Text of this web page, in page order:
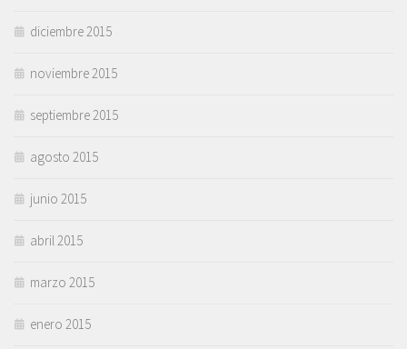
diciembre 2015
noviembre 2015
septiembre 2015
agosto 2015
junio 2015
abril 2015
marzo 2015
enero 2015